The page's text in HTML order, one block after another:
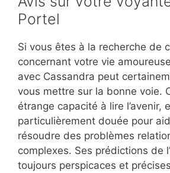
Portel
Si vous êtes à la recherche de
concernant votre vie
avec Cassandra peut
vous mettre sur la bonne voie.
étrange capacité à lire l’avenir,
particulièrement douée pour
résoudre des problèmes
complexes. Ses prédictions de
toujours perspicaces et